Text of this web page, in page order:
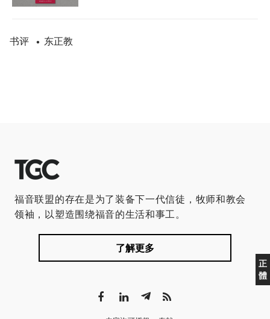
书评 • 东正教
正
體
福音联盟的存在是为了装备下一代信徒，牧师和教会
领袖，以塑造围绕福音的生活和事工。
了解更多